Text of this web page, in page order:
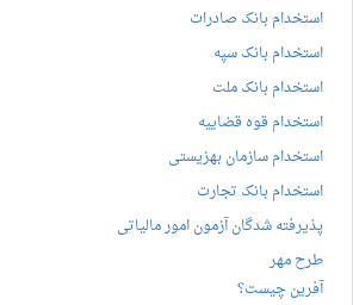
استخدام بانک صادرات
استخدام بانک سپه
استخدام بانک ملت
استخدام قوه قضاییه
استخدام سازمان بهزیستی
استخدام بانک تجارت
پذیرفته شدگان آزمون امور مالیاتی
طرح مهر
آفرین چیست؟